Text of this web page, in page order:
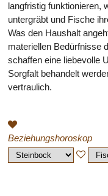
langfristig funktionieren,
untergräbt und Fische
Was den Haushalt
materiellen Bedürfnisse
schaffen eine liebevolle
Sorgfalt behandelt
vertraulich.
Beziehungshoroskop